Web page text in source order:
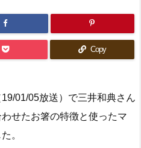
Copy
01/05放送）で三井和典さん
せたお箸の特徴と使ったマ
。